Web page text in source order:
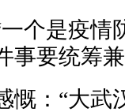
是疫情
事要统筹
：“大武